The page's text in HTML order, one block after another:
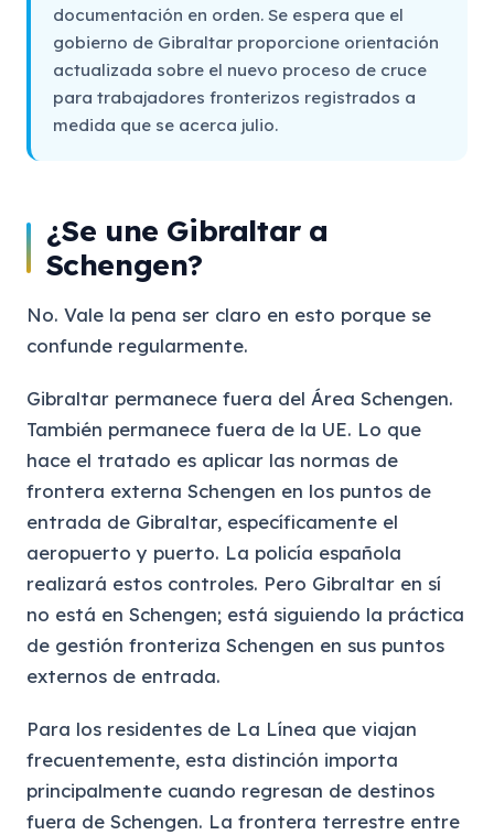
documentación en orden. Se espera que el
gobierno de Gibraltar proporcione orientación
actualizada sobre el nuevo proceso de cruce
para trabajadores fronterizos registrados a
medida que se acerca julio.
¿Se une Gibraltar a
Schengen?
No. Vale la pena ser claro en esto porque se
confunde regularmente.
Gibraltar permanece fuera del Área Schengen.
También permanece fuera de la UE. Lo que
hace el tratado es aplicar las normas de
frontera externa Schengen en los puntos de
entrada de Gibraltar, específicamente el
aeropuerto y puerto. La policía española
realizará estos controles. Pero Gibraltar en sí
no está en Schengen; está siguiendo la práctica
de gestión fronteriza Schengen en sus puntos
externos de entrada.
Para los residentes de La Línea que viajan
frecuentemente, esta distinción importa
principalmente cuando regresan de destinos
fuera de Schengen. La frontera terrestre entre